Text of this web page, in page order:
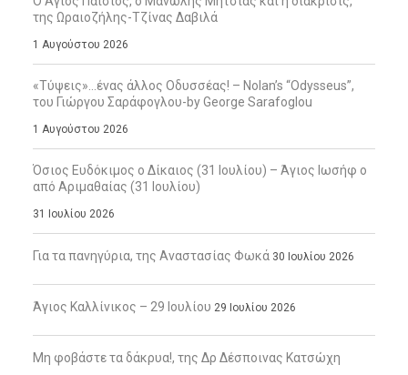
της Ωραιοζήλης-Τζίνας Δαβιλά
1 Αυγούστου 2026
«Τύψεις»…ένας άλλος Οδυσσέας! – Nolan’s “Odysseus”,
του Γιώργου Σαράφογλου-by George Sarafoglou
1 Αυγούστου 2026
Όσιος Ευδόκιμος ο Δίκαιος (31 Ιουλίου) – Άγιος Ιωσήφ ο
από Αριμαθαίας (31 Ιουλίου)
31 Ιουλίου 2026
Για τα πανηγύρια, της Αναστασίας Φωκά 30 Ιουλίου 2026
Άγιος Καλλίνικος – 29 Ιουλίου 29 Ιουλίου 2026
Μη φοβάστε τα δάκρυα!, της Δρ Δέσποινας Κατσώχη